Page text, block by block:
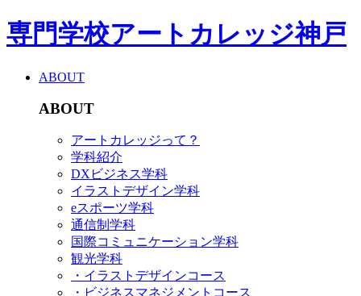
専門学校アートカレッジ神戸
ABOUT
ABOUT
アートカレッジって？
学科紹介
DXビジネス学科
イラストデザイン学科
eスポーツ学科
通信制学科
国際コミュニケーション学科
観光学科
・イラストデザインコース
・ビジネスマネジメントコース